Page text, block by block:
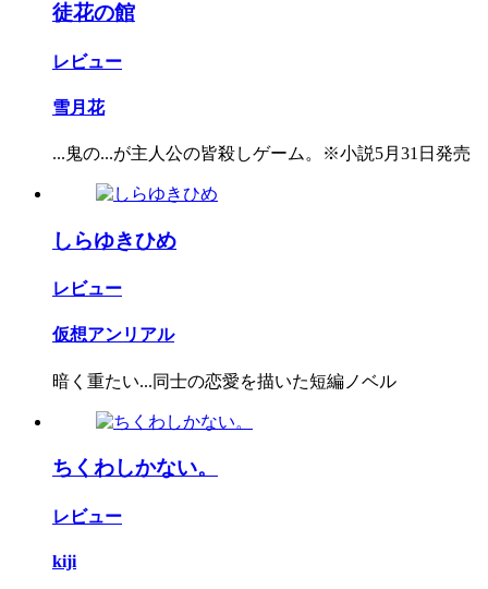
徒花の館
レビュー
雪月花
...鬼の...が主人公の皆殺しゲーム。※小説5月31日発売
しらゆきひめ
レビュー
仮想アンリアル
暗く重たい...同士の恋愛を描いた短編ノベル
ちくわしかない。
レビュー
kiji